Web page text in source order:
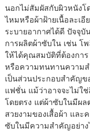
นอกไม่สัมผัสกับผิวหนังโ
ไหมหรือผ้าฝ้ายเนื้อละเ
ระบายอากาศได้ดี ปัจจุ
การผลิตผ้าซับใน เช่น โ
ให้ได้คุณสมบัติที่ต้องการ
หรือความทนทาน​​​​​​​ความ
เป็นส่วนประกอบสำคัญข
แฟชั่น แม้ว่าอาจจะไม่ใ
โดยตรง แต่ผ้าซับในมีผ
สวยงามของเสื้อผ้า และ
ซับในมีความสำคัญอย่า